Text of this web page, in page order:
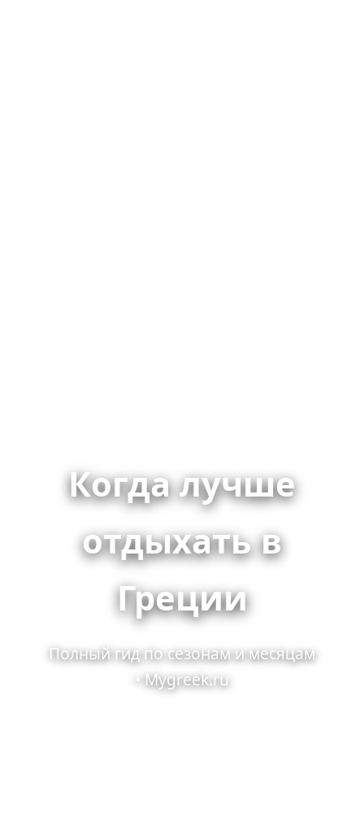
Когда лучше
отдыхать в
Греции
Полный гид по сезонам и месяцам
• Mygreek.ru